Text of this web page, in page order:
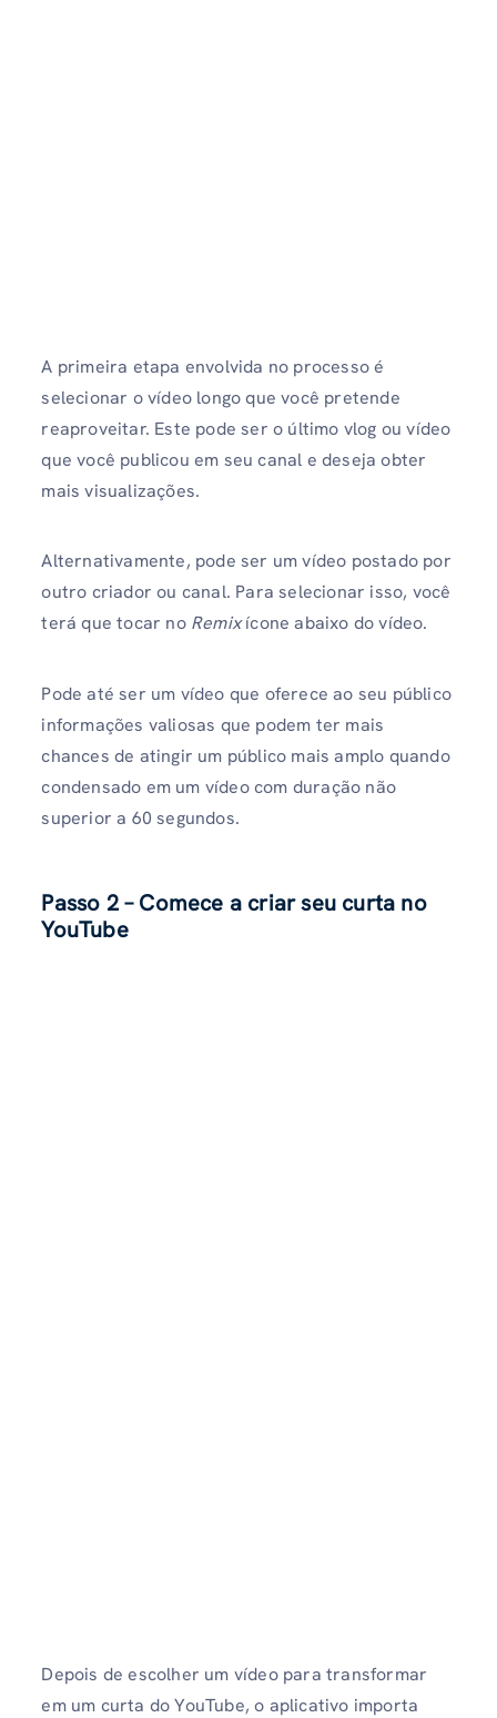
A primeira etapa envolvida no processo é
selecionar o vídeo longo que você pretende
reaproveitar. Este pode ser o último vlog ou vídeo
que você publicou em seu canal e deseja obter
mais visualizações.
Alternativamente, pode ser um vídeo postado por
outro criador ou canal. Para selecionar isso, você
terá que tocar no Remixícone abaixo do vídeo.
Pode até ser um vídeo que oferece ao seu público
informações valiosas que podem ter mais
chances de atingir um público mais amplo quando
condensado em um vídeo com duração não
superior a 60 segundos.
Passo 2 – Comece a criar seu curta no
YouTube
Depois de escolher um vídeo para transformar
em um curta do YouTube, o aplicativo importa